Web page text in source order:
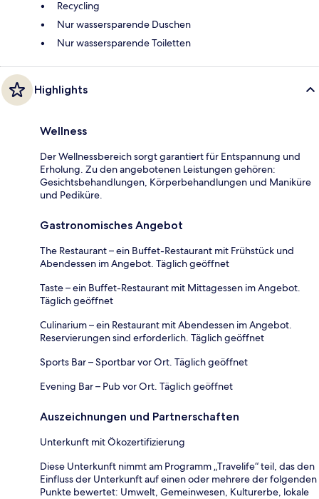
Recycling
Nur wassersparende Duschen
Nur wassersparende Toiletten
Highlights
Wellness
Der Wellnessbereich sorgt garantiert für Entspannung und
Erholung. Zu den angebotenen Leistungen gehören:
Gesichtsbehandlungen, Körperbehandlungen und Maniküre
und Pediküre.
Gastronomisches Angebot
The Restaurant – ein Buffet-Restaurant mit Frühstück und
Abendessen im Angebot. Täglich geöffnet
Taste – ein Buffet-Restaurant mit Mittagessen im Angebot.
Täglich geöffnet
Culinarium – ein Restaurant mit Abendessen im Angebot.
Reservierungen sind erforderlich. Täglich geöffnet
Sports Bar – Sportbar vor Ort. Täglich geöffnet
Evening Bar – Pub vor Ort. Täglich geöffnet
Auszeichnungen und Partnerschaften
Unterkunft mit Ökozertifizierung
Diese Unterkunft nimmt am Programm „Travelife“ teil, das den
Einfluss der Unterkunft auf einen oder mehrere der folgenden
Punkte bewertet: Umwelt, Gemeinwesen, Kulturerbe, lokale